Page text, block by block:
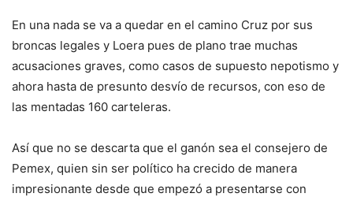
En una nada se va a quedar en el camino Cruz por sus
broncas legales y Loera pues de plano trae muchas
acusaciones graves, como casos de supuesto nepotismo y
ahora hasta de presunto desvío de recursos, con eso de
las mentadas 160 carteleras.
Así que no se descarta que el ganón sea el consejero de
Pemex, quien sin ser político ha crecido de manera
impresionante desde que empezó a presentarse con